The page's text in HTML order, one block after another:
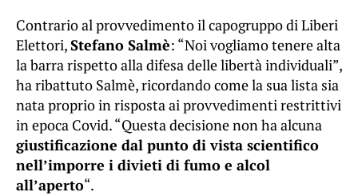
Contrario al provvedimento il capogruppo di Liberi
Elettori,Stefano Salmè: “Noi vogliamo tenere alta
la barra rispetto alla difesa delle libertà individuali”,
ha ribattuto Salmè, ricordando come la sua lista sia
nata proprio in risposta ai provvedimenti restrittivi
in epoca Covid. “Questa decisione non ha alcuna
giustificazione dal punto di vista scientifico
nell’imporre i divieti di fumo e alcol
all’aperto“.